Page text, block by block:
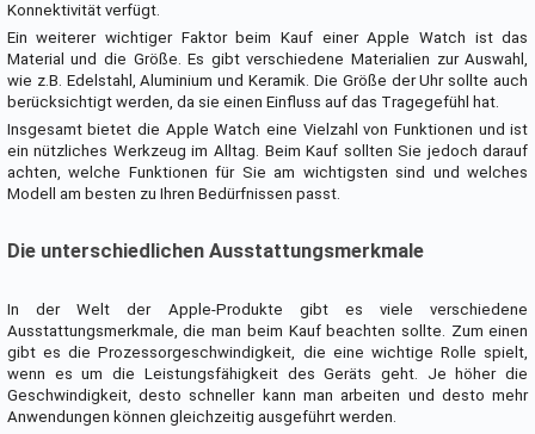
Konnektivität verfügt.
Ein weiterer wichtiger Faktor beim Kauf einer Apple Watch ist das
Material und die Größe. Es gibt verschiedene Materialien zur Auswahl,
wie z.B. Edelstahl, Aluminium und Keramik. Die Größe der Uhr sollte auch
berücksichtigt werden, da sie einen Einfluss auf das Tragegefühl hat.
Insgesamt bietet die Apple Watch eine Vielzahl von Funktionen und ist
ein nützliches Werkzeug im Alltag. Beim Kauf sollten Sie jedoch darauf
achten, welche Funktionen für Sie am wichtigsten sind und welches
Modell am besten zu Ihren Bedürfnissen passt.
Die unterschiedlichen Ausstattungsmerkmale
In der Welt der Apple-Produkte gibt es viele verschiedene
Ausstattungsmerkmale, die man beim Kauf beachten sollte. Zum einen
gibt es die Prozessorgeschwindigkeit, die eine wichtige Rolle spielt,
wenn es um die Leistungsfähigkeit des Geräts geht. Je höher die
Geschwindigkeit, desto schneller kann man arbeiten und desto mehr
Anwendungen können gleichzeitig ausgeführt werden.